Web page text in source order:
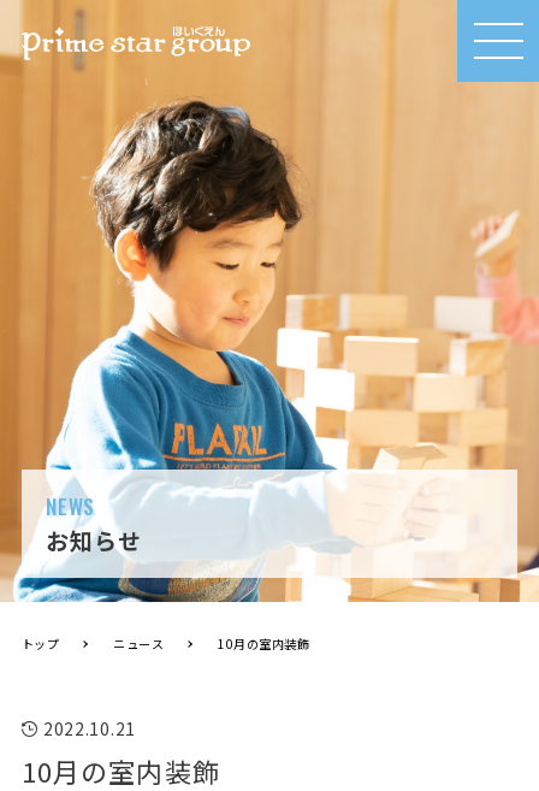
MEN
U
NEWS
お知らせ
トップ ニュース 10月の室内装飾
2022.10.21
10月の室内装飾